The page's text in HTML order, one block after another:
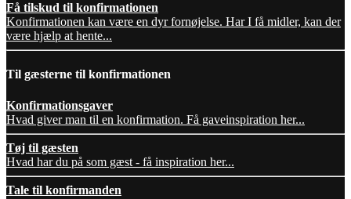
Få tilskud til konfirmationen
Konfirmationen kan være en dyr fornøjelse. Har I få midler, kan der
være hjælp at hente...
Til gæsterne til konfirmationen
Konfirmationsgaver
Hvad giver man til en konfirmation. Få gaveinspiration her...
Tøj til gæsten
Hvad har du på som gæst - få inspiration her...
Tale til konfirmanden